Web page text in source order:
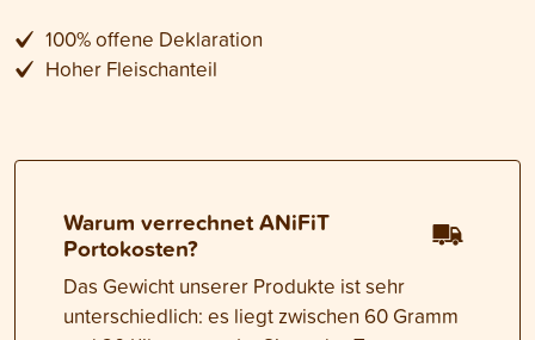
100% offene Deklaration
Hoher Fleischanteil
Warum verrechnet ANiFiT
Portokosten?
Das Gewicht unserer Produkte ist sehr
unterschiedlich: es liegt zwischen 60 Gramm